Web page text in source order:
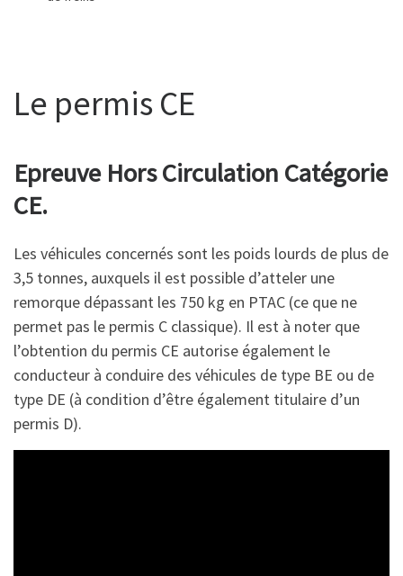
Le permis CE
Epreuve Hors Circulation Catégorie
CE.
Les véhicules concernés sont les poids lourds de plus de
3,5 tonnes, auxquels il est possible d’atteler une
remorque dépassant les 750 kg en PTAC (ce que ne
permet pas le permis C classique). Il est à noter que
l’obtention du permis CE autorise également le
conducteur à conduire des véhicules de type BE ou de
type DE (à condition d’être également titulaire d’un
permis D).